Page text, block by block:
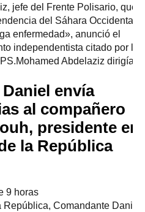
jefe del Frente Polisario, que
del Sáhara Occidental,
enfermedad», anunció el
independentista citado por la
Abdelaziz dirigía
envía
al compañero
presidente en
la República
9 horas‎
Comandante Daniel